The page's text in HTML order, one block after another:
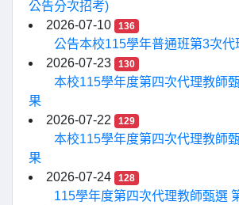
公告分次招考)
2026-07-10
136
公告本校115學年普通班第3次代
2026-07-23
130
本校115學年度第四次代理教師
果
2026-07-22
129
本校115學年度第四次代理教師
果
2026-07-24
128
115學年度第四次代理教師甄選